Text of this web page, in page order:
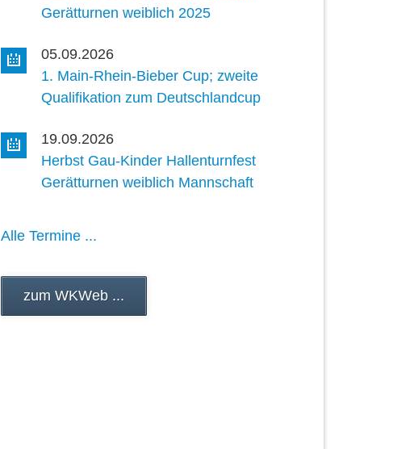
Gerätturnen weiblich 2025
05.09.2026
1. Main-Rhein-Bieber Cup; zweite
Qualifikation zum Deutschlandcup
19.09.2026
Herbst Gau-Kinder Hallenturnfest
Gerätturnen weiblich Mannschaft
Alle Termine ...
zum WKWeb ...